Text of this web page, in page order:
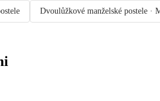
Dvoulůžkové manželské postele ·